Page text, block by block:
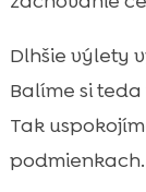
Dlhšie výlety
Balíme si
Tak
podmienkach.